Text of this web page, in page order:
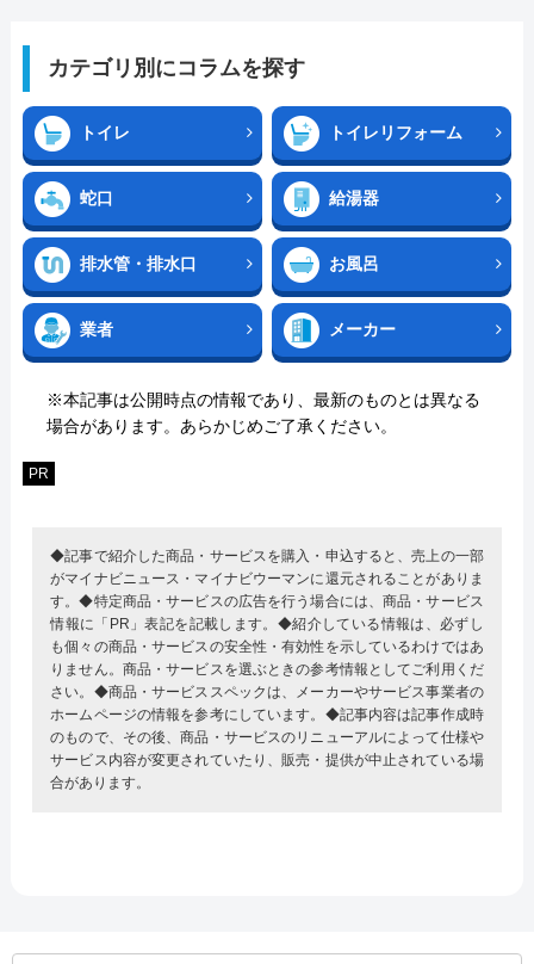
カテゴリ別にコラムを探す
トイレ トイレリフォーム
蛇口 給湯器
排水管・排水口 お風呂
業者 メーカー
※本記事は公開時点の情報であり、最新のものとは異なる
場合があります。あらかじめご了承ください。
PR
◆記事で紹介した商品・サービスを購入・申込すると、売上の一部
がマイナビニュース・マイナビウーマンに還元されることがありま
す。◆特定商品・サービスの広告を行う場合には、商品・サービス
情報に「PR」表記を記載します。◆紹介している情報は、必ずし
も個々の商品・サービスの安全性・有効性を示しているわけではあ
りません。商品・サービスを選ぶときの参考情報としてご利用くだ
さい。◆商品・サービススペックは、メーカーやサービス事業者の
ホームページの情報を参考にしています。◆記事内容は記事作成時
のもので、その後、商品・サービスのリニューアルによって仕様や
サービス内容が変更されていたり、販売・提供が中止されている場
合があります。